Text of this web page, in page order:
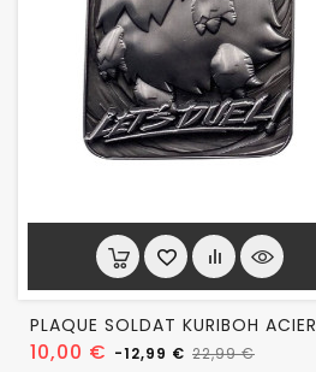
PLAQUE SOLDAT KURIBOH ACIER
10,00 € Prix
-12,99 € 22,99 €Prix